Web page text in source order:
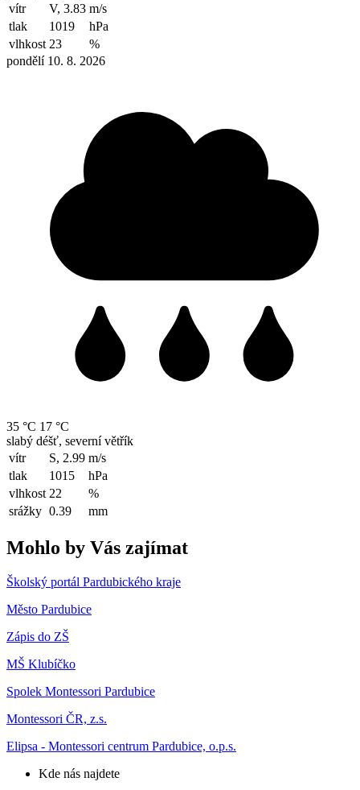
vítr
V, 3.83 m/s
tlak
1019
hPa
vlhkost 23
%
pondělí 10. 8. 2026
35 °C 17 °C
slabý déšť, severní větřík
vítr
S, 2.99 m/s
tlak
1015
hPa
vlhkost 22
%
srážky 0.39 mm
Mohlo by Vás zajímat
Školský portál Pardubického kraje
Město Pardubice
Zápis do ZŠ
MŠ Klubíčko
Spolek Montessori Pardubice
Montessori ČR, z.s.
Elipsa - Montessori centrum Pardubice, o.p.s.
Kde nás najdete